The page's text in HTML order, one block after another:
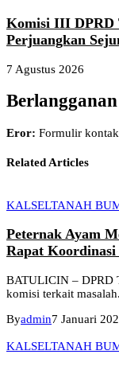
Komisi III DPRD
Perjuangkan
7 Agustus 2026
Berlangganan
Eror: Formulir
Related Articles
KALSELTANAH
Peternak Ayam
Rapat
BATULICIN – DPRD
komisi terkait
Byadmin7 Januari
KALSELTANAH